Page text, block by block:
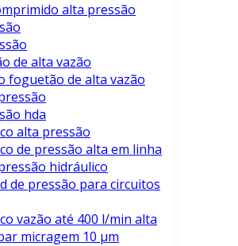
alta pressão
de alta vazão
foguetão de alta vazão
hda
alta pressão
de pressão alta em linha
hidráulico
de pressão para circuitos
vazão até 400 l/min alta
micragem 10 μm